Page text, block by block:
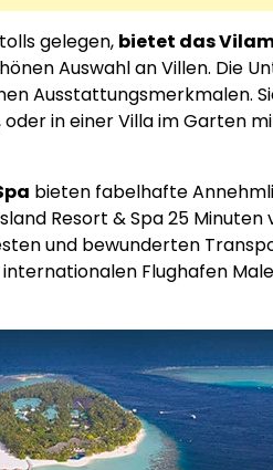
gelegen, bietet das
Auswahl an Villen. Die
Ausstattungsmerkmalen.
in einer Villa im Garten
bieten fabelhafte
Resort & Spa 25
und bewunderten
Flughafen